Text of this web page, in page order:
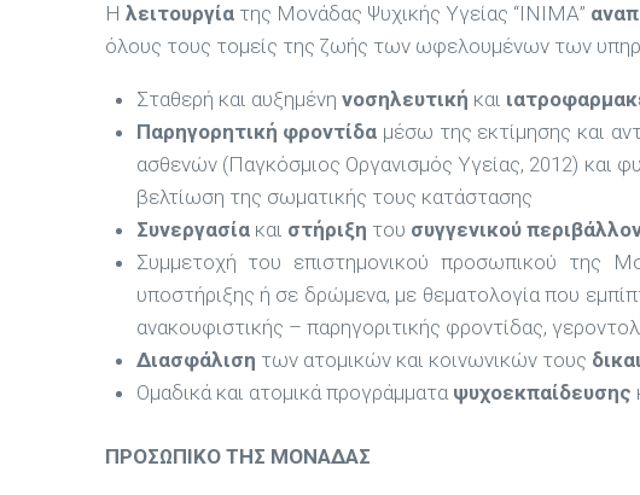
Η λειτουργία της Μονάδας Ψυχικής Υγείας “ΙΝΙΜΑ”
όλους τους τομείς της ζωής των ωφελουμένων των
Σταθερή και αυξημένη νοσηλευτική και
Παρηγορητική φροντίδα μέσω της εκτίμησης και
ασθενών (Παγκόσμιος Οργανισμός Υγείας, 2012) και
βελτίωση της σωματικής τους κατάστασης
Συνεργασία και στήριξη του συγγενικού
Συμμετοχή του επιστημονικού προσωπικού της
υποστήριξης ή σε δρώμενα, με θεματολογία που
ανακουφιστικής – παρηγοριτικής φροντίδας,
Διασφάλιση των ατομικών και κοινωνικών τους
Ομαδικά και ατομικά προγράμματα ψυχοεκπαίδευσης
ΠΡΟΣΩΠΙΚΟ ΤΗΣ ΜΟΝΑΔΑΣ